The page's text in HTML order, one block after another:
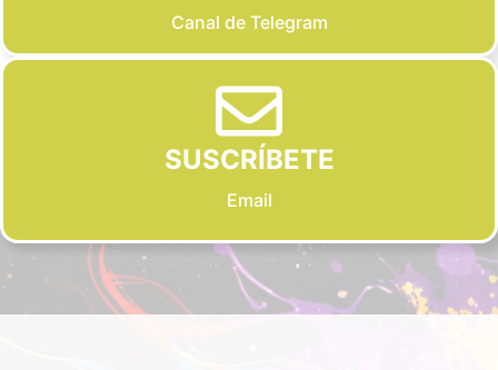
Canal de Telegram
SUSCRÍBETE
Email